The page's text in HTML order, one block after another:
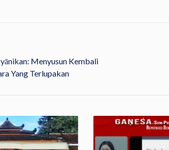
Menyusun Kembali
Yang Terlupakan